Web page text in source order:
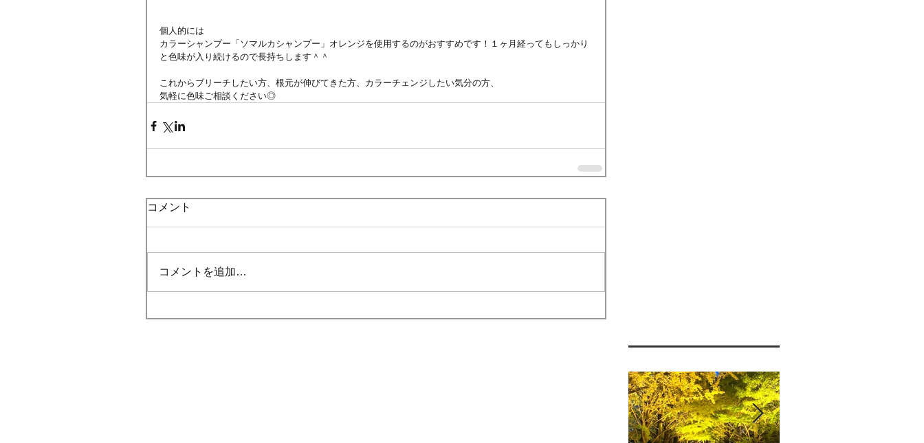
個人的には
カラーシャンプー「ソマルカシャンプー」オレンジを使用するのがおすすめです！１ヶ月経ってもしっかり
と色味が入り続けるので長持ちします＾＾
これからブリーチしたい方、根元が伸びてきた方、カラーチェンジしたい気分の方、
気軽に色味ご相談ください◎
コメント
コメントを追加…